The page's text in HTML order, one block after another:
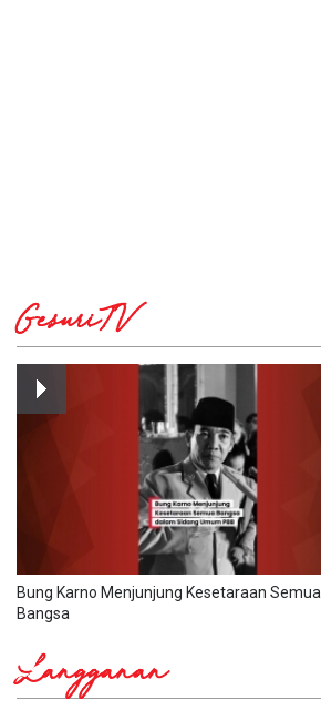
GesuriTV
Bung Karno Menjunjung Kesetaraan Semua
Bangsa
Langganan